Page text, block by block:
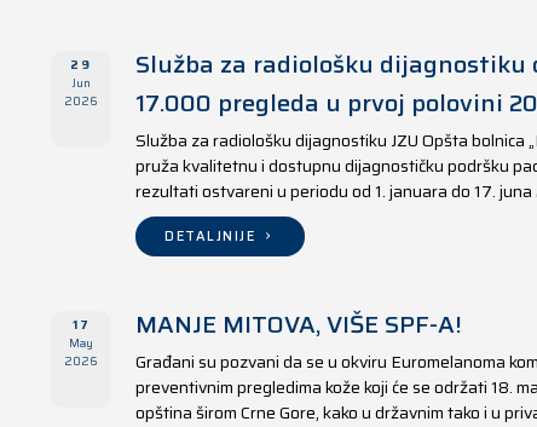
29
Jun
2026
Služba za radiološku dijagnostiku
17.000 pregleda u prvoj polovini
Služba za radiološku dijagnostiku JZU Opšta bolnica
pruža kvalitetnu i dostupnu dijagnostičku podršku
rezultati ostvareni u periodu od 1. januara do 17.
DETALJNIJE
17
May
2026
MANJE MITOVA, VIŠE SPF-A!
Građani su pozvani da se u okviru Euromelanoma
preventivnim pregledima kože koji će se održati 18.
opština širom Crne Gore, kako u državnim tako i u